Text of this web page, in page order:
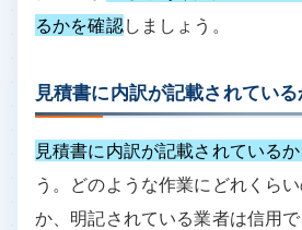
るかを確認しましょう。
見積書に内訳が記載されている
見積書に内訳が記載されている
う。どのような作業にどれくら
か、明記されている業者は信用